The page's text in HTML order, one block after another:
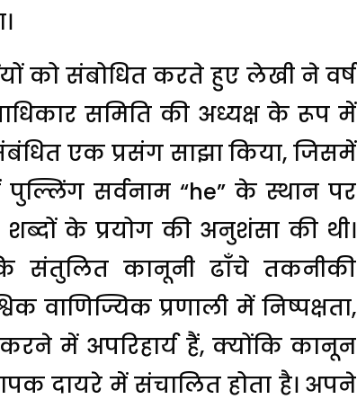
को संबोधित करते हुए लेखी ने वर्ष
समिति की अध्यक्ष के रूप में
एक प्रसंग साझा किया, जिसमें
सर्वनाम “he” के स्थान पर
के प्रयोग की अनुशंसा की थी।
संतुलित कानूनी ढाँचे तकनीकी
वाणिज्यिक प्रणाली में निष्पक्षता,
में अपरिहार्य हैं, क्योंकि कानून
दायरे में संचालित होता है। अपने